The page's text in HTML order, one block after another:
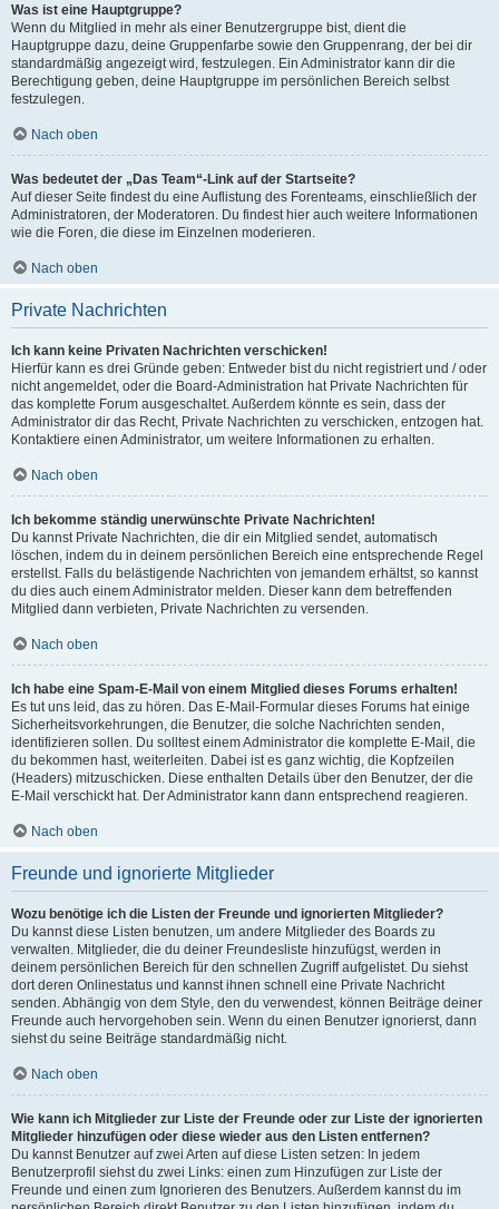
Was ist eine Hauptgruppe?
Wenn du Mitglied in mehr als einer Benutzergruppe bist, dient die
Hauptgruppe dazu, deine Gruppenfarbe sowie den Gruppenrang, der bei dir
standardmäßig angezeigt wird, festzulegen. Ein Administrator kann dir die
Berechtigung geben, deine Hauptgruppe im persönlichen Bereich selbst
festzulegen.
Nach oben
Was bedeutet der „Das Team“-Link auf der Startseite?
Auf dieser Seite findest du eine Auflistung des Forenteams, einschließlich der
Administratoren, der Moderatoren. Du findest hier auch weitere Informationen
wie die Foren, die diese im Einzelnen moderieren.
Nach oben
Private Nachrichten
Ich kann keine Privaten Nachrichten verschicken!
Hierfür kann es drei Gründe geben: Entweder bist du nicht registriert und / oder
nicht angemeldet, oder die Board-Administration hat Private Nachrichten für
das komplette Forum ausgeschaltet. Außerdem könnte es sein, dass der
Administrator dir das Recht, Private Nachrichten zu verschicken, entzogen hat.
Kontaktiere einen Administrator, um weitere Informationen zu erhalten.
Nach oben
Ich bekomme ständig unerwünschte Private Nachrichten!
Du kannst Private Nachrichten, die dir ein Mitglied sendet, automatisch
löschen, indem du in deinem persönlichen Bereich eine entsprechende Regel
erstellst. Falls du belästigende Nachrichten von jemandem erhältst, so kannst
du dies auch einem Administrator melden. Dieser kann dem betreffenden
Mitglied dann verbieten, Private Nachrichten zu versenden.
Nach oben
Ich habe eine Spam-E-Mail von einem Mitglied dieses Forums erhalten!
Es tut uns leid, das zu hören. Das E-Mail-Formular dieses Forums hat einige
Sicherheitsvorkehrungen, die Benutzer, die solche Nachrichten senden,
identifizieren sollen. Du solltest einem Administrator die komplette E-Mail, die
du bekommen hast, weiterleiten. Dabei ist es ganz wichtig, die Kopfzeilen
(Headers) mitzuschicken. Diese enthalten Details über den Benutzer, der die
E-Mail verschickt hat. Der Administrator kann dann entsprechend reagieren.
Nach oben
Freunde und ignorierte Mitglieder
Wozu benötige ich die Listen der Freunde und ignorierten Mitglieder?
Du kannst diese Listen benutzen, um andere Mitglieder des Boards zu
verwalten. Mitglieder, die du deiner Freundesliste hinzufügst, werden in
deinem persönlichen Bereich für den schnellen Zugriff aufgelistet. Du siehst
dort deren Onlinestatus und kannst ihnen schnell eine Private Nachricht
senden. Abhängig von dem Style, den du verwendest, können Beiträge deiner
Freunde auch hervorgehoben sein. Wenn du einen Benutzer ignorierst, dann
siehst du seine Beiträge standardmäßig nicht.
Nach oben
Wie kann ich Mitglieder zur Liste der Freunde oder zur Liste der ignorierten
Mitglieder hinzufügen oder diese wieder aus den Listen entfernen?
Du kannst Benutzer auf zwei Arten auf diese Listen setzen: In jedem
Benutzerprofil siehst du zwei Links: einen zum Hinzufügen zur Liste der
Freunde und einen zum Ignorieren des Benutzers. Außerdem kannst du im